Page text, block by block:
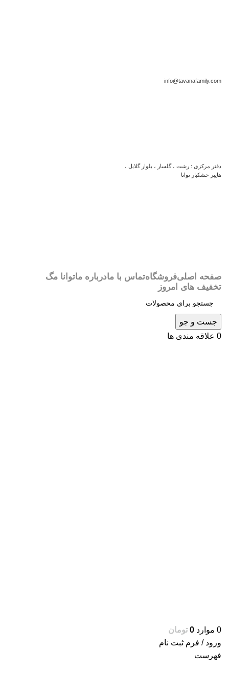
info@tavanafamily.com
دفتر مرکزی : رشت ، گلسار ، بلوار گلایل ،
هایپر خشکبار توانا
صفحه اصلیفروشگاهتماس با مادرباره ماتوانا مگ
تخفیف های امروز
جست و جو
0 علاقه مندی ها
0 موارد 0 تومان
ورود / فرم ثبت نام
فهرست